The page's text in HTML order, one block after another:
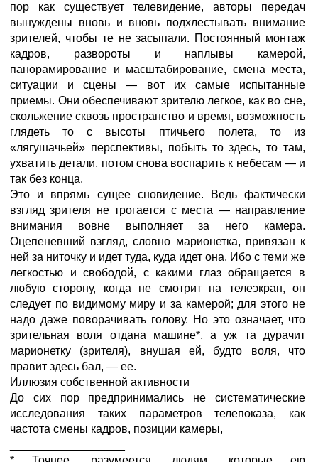
пор как существует телевидение, авторы передач
вынуждены вновь и вновь подхлестывать внимание
зрителей, чтобы те не засыпали. Постоянный монтаж
кадров, развороты и наплывы камерой,
панорамирование и масштабирование, смена места,
ситуации и сцены — вот их самые испытанные
приемы. Они обеспечивают зрителю легкое, как во сне,
скольжение сквозь пространство и время, возможность
глядеть то с высоты птичьего полета, то из
«лягушачьей» перспективы, побыть то здесь, то там,
ухватить детали, потом снова воспарить к небесам — и
так без конца.
Это и впрямь сущее сновидение. Ведь фактически
взгляд зрителя не трогается с места — направление
внимания вовне выполняет за него камера.
Оцепеневший взгляд, словно марионетка, привязан к
ней за ниточку и идет туда, куда идет она. Ибо с теми же
легкостью и свободой, с какими глаз обращается в
любую сторону, когда не смотрит на телеэкран, он
следует по видимому миру и за камерой; для этого не
надо даже поворачивать голову. Но это означает, что
зрительная воля отдана машине*, а уж та дурачит
марионетку (зрителя), внушая ей, будто воля, что
правит здесь бал, — ее.
Иллюзия собственной активности
До сих пор предпринимались не систематические
исследования таких параметров телепоказа, как
частота смены кадров, позиции камеры,